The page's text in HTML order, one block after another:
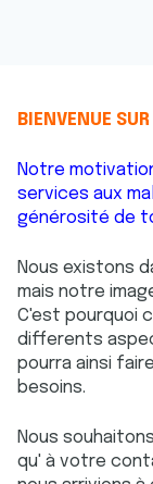
BIENVENUE
Notre
services aux
générosité de
Nous existons
mais notre
C'est pourquoi
differents
pourra ainsi
besoins.
Nous
qu' à votre